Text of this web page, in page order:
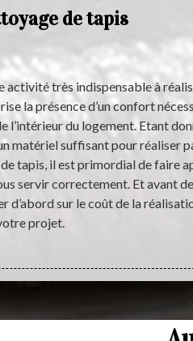
de tapis
activité très indispensable à
la présence d’un confort
l’intérieur du logement. Etant
matériel suffisant pour réaliser
tapis, il est primordial de faire
servir correctement. Et avant
d’abord sur le coût de la
projet.